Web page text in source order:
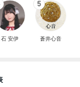
石 安伊
5
蒼井心音